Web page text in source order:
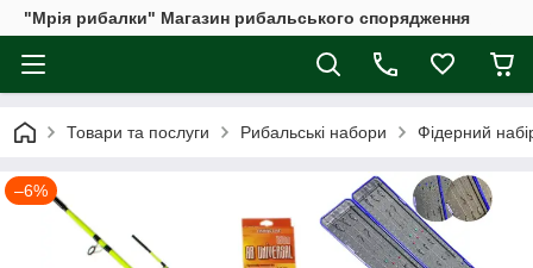
"Мрія рибалки" Магазин рибальського спорядження
Товари та послуги Рибальські набори Фідерний
–6%